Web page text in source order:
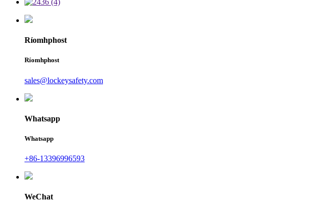
Ríomhphost
Ríomhphost
sales@lockeysafety.com
Whatsapp
Whatsapp
+86-13396996593
WeChat